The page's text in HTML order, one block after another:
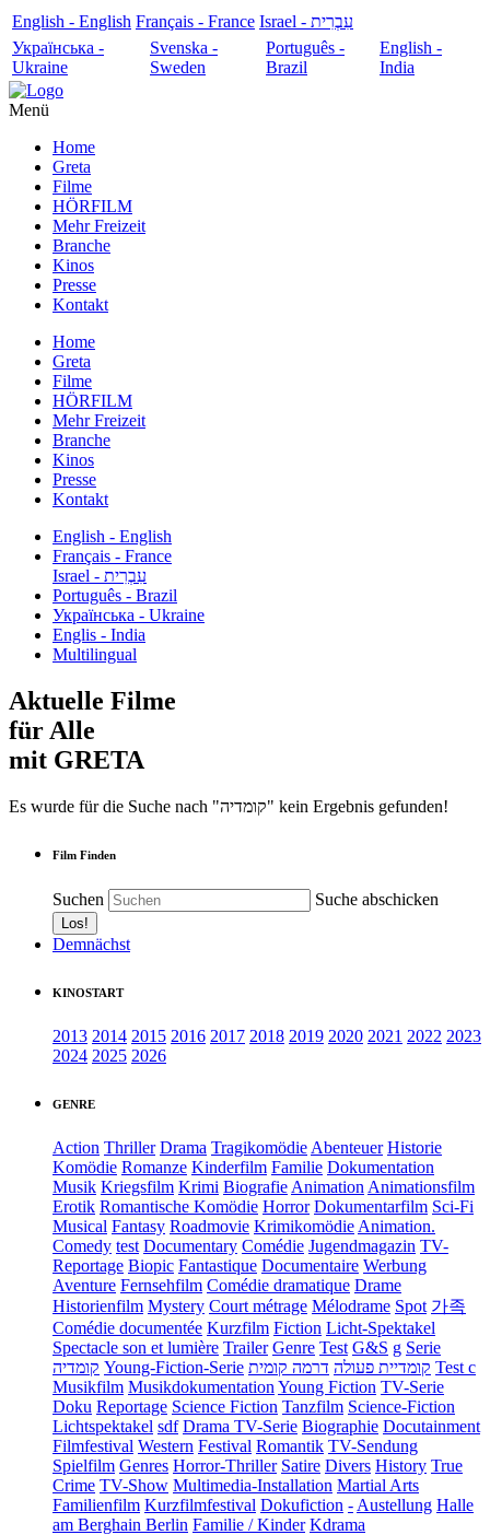
English - English Français - France
עִבְרִית - Israel
Українська -
Ukraine
Svenska -
Sweden
Português -
Brazil
English -
India
Menü
Home
Greta
Filme
HÖRFILM
Mehr Freizeit
Branche
Kinos
Presse
Kontakt
Home
Greta
Filme
HÖRFILM
Mehr Freizeit
Branche
Kinos
Presse
Kontakt
English - English
Français - France
עִבְרִית - Israel
Português - Brazil
Українська - Ukraine
Englis - India
Multilingual
Aktuelle Filme
für Alle
mit GRETA
Es wurde für die Suche nach "קומדיה" kein Ergebnis gefunden!
Film Finden
Suchen Suche abschicken
Demnächst
KINOSTART
2013 2014 2015 2016 2017 2018 2019 2020 2021 2022 2023
2024 2025 2026
GENRE
Action Thriller Drama Tragikomödie Abenteuer Historie
Komödie Romanze Kinderfilm Familie Dokumentation
Musik Kriegsfilm Krimi Biografie Animation Animationsfilm
Erotik Romantische Komödie Horror Dokumentarfilm Sci-Fi
Musical Fantasy Roadmovie Krimikomödie Animation.
Comedy test Documentary Comédie Jugendmagazin TV-
Reportage Biopic Fantastique Documentaire Werbung
Aventure Fernsehfilm Comédie dramatique Drame
Historienfilm Mystery Court métrage Mélodrame Spot 가족
Comédie documentée Kurzfilm Fiction Licht-Spektakel
Spectacle son et lumière Trailer Genre Test G&S g Serie
קומדיה Young-Fiction-Serie קומדיית פעולה דרמה קומית
Test c
Musikfilm Musikdokumentation Young Fiction TV-Serie
Doku Reportage Science Fiction Tanzfilm Science-Fiction
Lichtspektakel sdf Drama TV-Serie Biographie Docutainment
Filmfestival Western Festival Romantik TV-Sendung
Spielfilm Genres Horror-Thriller Satire Divers History True
Crime TV-Show Multimedia-Installation Martial Arts
Familienfilm Kurzfilmfestival Dokufiction - Austellung Halle
am Berghain Berlin Familie / Kinder Kdrama